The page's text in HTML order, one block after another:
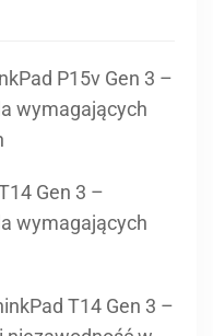
wymagających
Gen 3 –
wymagających
T14 Gen 3 –
w
– dopracowany